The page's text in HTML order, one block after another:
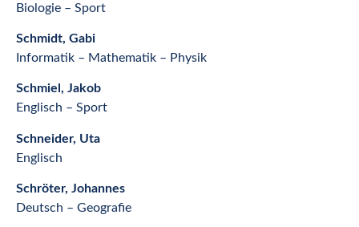
Biologie – Sport
Schmidt, Gabi
Informatik – Mathematik – Physik
Schmiel, Jakob
Englisch – Sport
Schneider, Uta
Englisch
Schröter, Johannes
Deutsch – Geografie